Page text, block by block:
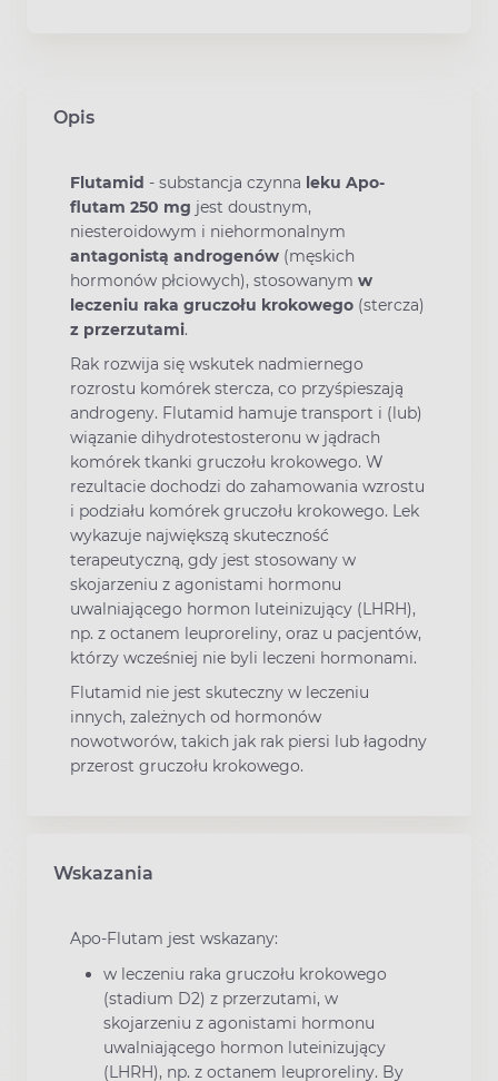
Opis
Flutamid - substancja czynna leku Apo-
flutam 250 mg jest doustnym,
niesteroidowym i niehormonalnym
antagonistą androgenów (męskich
hormonów płciowych), stosowanym w
leczeniu raka gruczołu krokowego (stercza)
z przerzutami.
Rak rozwija się wskutek nadmiernego
rozrostu komórek stercza, co przyśpieszają
androgeny. Flutamid hamuje transport i (lub)
wiązanie dihydrotestosteronu w jądrach
komórek tkanki gruczołu krokowego. W
rezultacie dochodzi do zahamowania wzrostu
i podziału komórek gruczołu krokowego. Lek
wykazuje największą skuteczność
terapeutyczną, gdy jest stosowany w
skojarzeniu z agonistami hormonu
uwalniającego hormon luteinizujący (LHRH),
np. z octanem leuproreliny, oraz u pacjentów,
którzy wcześniej nie byli leczeni hormonami.
Flutamid nie jest skuteczny w leczeniu
innych, zależnych od hormonów
nowotworów, takich jak rak piersi lub łagodny
przerost gruczołu krokowego.
Wskazania
Apo-Flutam jest wskazany:
w leczeniu raka gruczołu krokowego
(stadium D2) z przerzutami, w
skojarzeniu z agonistami hormonu
uwalniającego hormon luteinizujący
(LHRH), np. z octanem leuproreliny. By